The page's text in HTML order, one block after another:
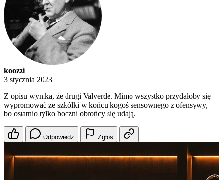
koozzi
3 stycznia 2023
Z opisu wynika, że drugi Valverde. Mimo wszystko przydałoby się
wypromować ze szkółki w końcu kogoś sensownego z ofensywy,
bo ostatnio tylko boczni obrońcy się udają.
Odpowiedz Zgłoś